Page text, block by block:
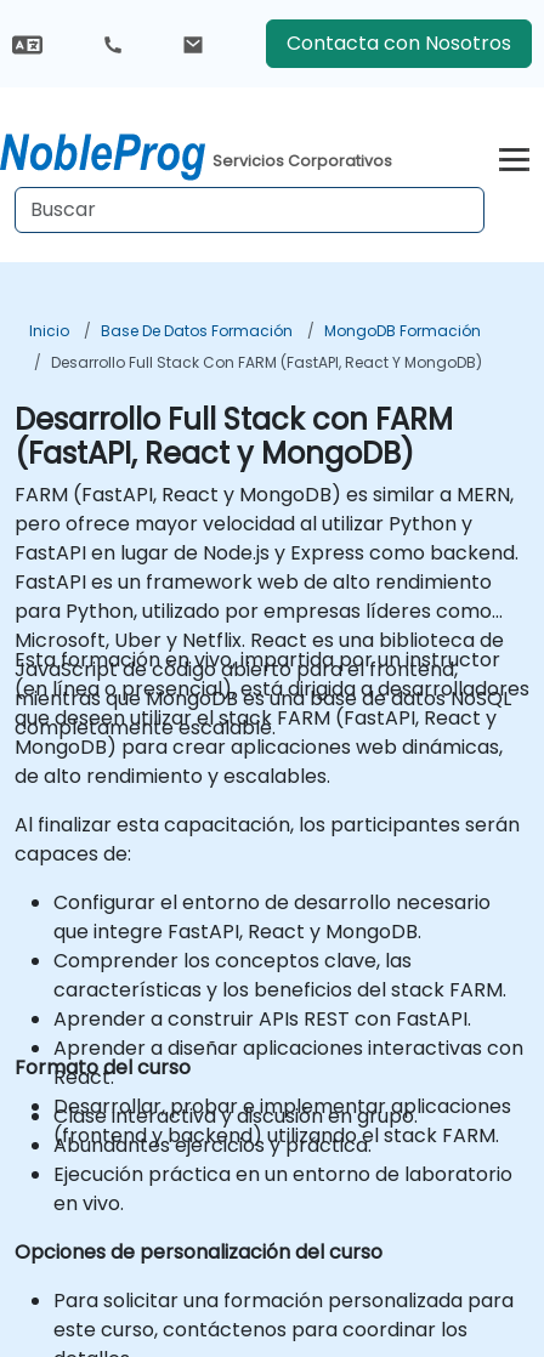
Contacta con Nosotros
Servicios Corporativos
Inicio Base De Datos Formación
MongoDB Formación
Desarrollo Full Stack Con FARM (FastAPI, React Y MongoDB)
Desarrollo Full Stack con FARM
(FastAPI, React y MongoDB)
FARM (FastAPI, React y MongoDB) es similar a MERN,
pero ofrece mayor velocidad al utilizar Python y
FastAPI en lugar de Node.js y Express como backend.
FastAPI es un framework web de alto rendimiento
para Python, utilizado por empresas líderes como
Microsoft, Uber y Netflix. React es una biblioteca de
JavaScript de código abierto para el frontend,
mientras que MongoDB es una base de datos NoSQL
completamente escalable.
Esta formación en vivo, impartida por un instructor
(en línea o presencial), está dirigida a desarrolladores
que deseen utilizar el stack FARM (FastAPI, React y
MongoDB) para crear aplicaciones web dinámicas,
de alto rendimiento y escalables.
Al finalizar esta capacitación, los participantes serán
capaces de:
Configurar el entorno de desarrollo necesario
que integre FastAPI, React y MongoDB.
Comprender los conceptos clave, las
características y los beneficios del stack FARM.
Aprender a construir APIs REST con FastAPI.
Aprender a diseñar aplicaciones interactivas con
React.
Desarrollar, probar e implementar aplicaciones
(frontend y backend) utilizando el stack FARM.
Formato del curso
Clase interactiva y discusión en grupo.
Abundantes ejercicios y práctica.
Ejecución práctica en un entorno de laboratorio
en vivo.
Opciones de personalización del curso
Para solicitar una formación personalizada para
este curso, contáctenos para coordinar los